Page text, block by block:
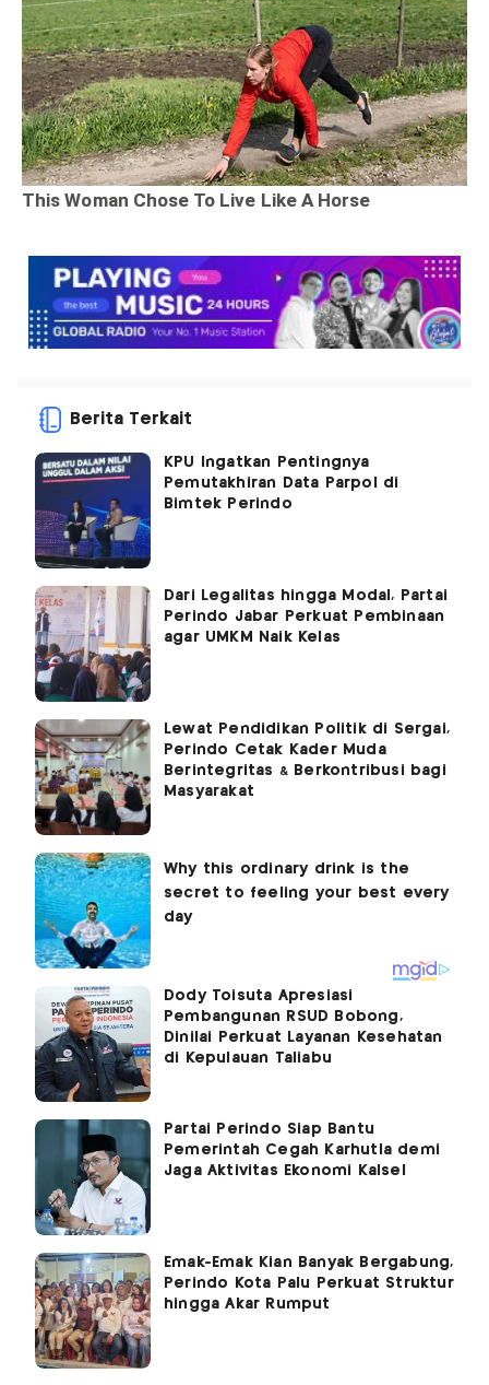
Berita Terkait
KPU Ingatkan Pentingnya
Pemutakhiran Data Parpol di
Bimtek Perindo
Dari Legalitas hingga Modal, Partai
Perindo Jabar Perkuat Pembinaan
agar UMKM Naik Kelas
Lewat Pendidikan Politik di Sergai,
Perindo Cetak Kader Muda
Berintegritas & Berkontribusi bagi
Masyarakat
Dody Toisuta Apresiasi
Pembangunan RSUD Bobong,
Dinilai Perkuat Layanan Kesehatan
di Kepulauan Taliabu
Partai Perindo Siap Bantu
Pemerintah Cegah Karhutla demi
Jaga Aktivitas Ekonomi Kalsel
Emak-Emak Kian Banyak Bergabung,
Perindo Kota Palu Perkuat Struktur
hingga Akar Rumput